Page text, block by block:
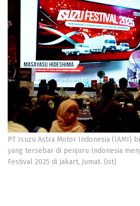
PT Isuzu Astra Motor Indonesia (IAMI)
yang tersebar di penjuru Indonesia
Festival 2025 di Jakart, Jumat. (ist)